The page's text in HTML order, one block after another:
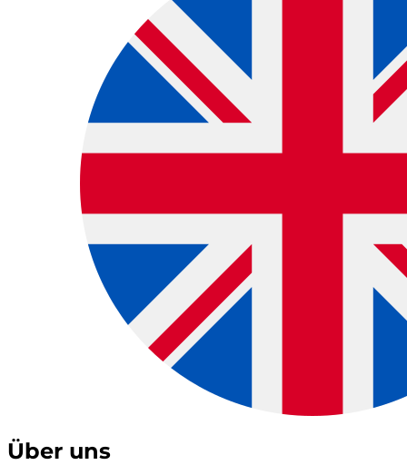
Über uns